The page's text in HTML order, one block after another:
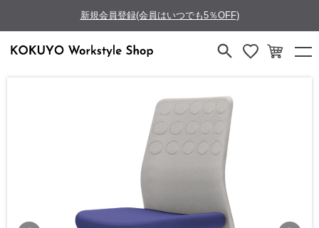
新規会員登録(会員はいつでも5％OFF)